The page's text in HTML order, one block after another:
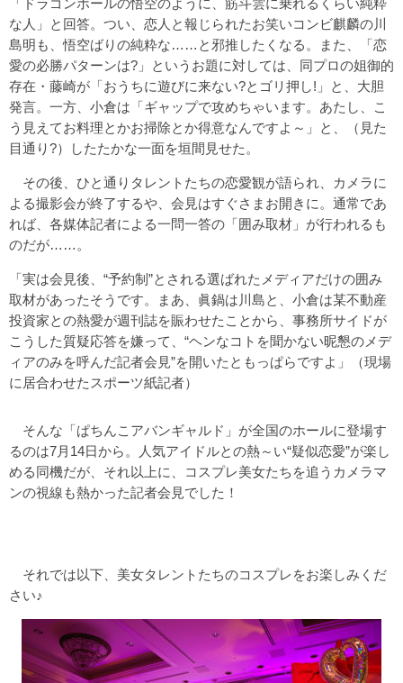
「ドラゴンボールの悟空のように、筋斗雲に乗れるくらい純粋
な人」と回答。つい、恋人と報じられたお笑いコンビ麒麟の川
島明も、悟空ばりの純粋な……と邪推したくなる。また、「恋
愛の必勝パターンは?」というお題に対しては、同プロの姐御的
存在・藤崎が「おうちに遊びに来ない?とゴリ押し!」と、大胆
発言。一方、小倉は「ギャップで攻めちゃいます。あたし、こ
う見えてお料理とかお掃除とか得意なんですよ～」と、（見た
目通り?）したたかな一面を垣間見せた。
その後、ひと通りタレントたちの恋愛観が語られ、カメラに
よる撮影会が終了するや、会見はすぐさまお開きに。通常であ
れば、各媒体記者による一問一答の「囲み取材」が行われるも
のだが……。
「実は会見後、“予約制”とされる選ばれたメディアだけの囲み
取材があったそうです。まあ、眞鍋は川島と、小倉は某不動産
投資家との熱愛が週刊誌を賑わせたことから、事務所サイドが
こうした質疑応答を嫌って、“ヘンなコトを聞かない昵懇のメデ
ィアのみを呼んだ記者会見”を開いたともっぱらですよ」（現場
に居合わせたスポーツ紙記者）
そんな「ぱちんこアバンギャルド」が全国のホールに登場す
るのは7月14日から。人気アイドルとの熱～い“疑似恋愛”が楽し
める同機だが、それ以上に、コスプレ美女たちを追うカメラマ
ンの視線も熱かった記者会見でした！
それでは以下、美女タレントたちのコスプレをお楽しみくだ
さい♪